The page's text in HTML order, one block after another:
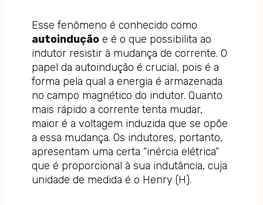
Esse fenômeno é conhecido como
autoinduçãoe é o que possibilita ao
indutor resistir à mudança de corrente. O
papel da autoindução é crucial, pois é a
forma pela qual a energia é armazenada
no campo magnético do indutor. Quanto
mais rápido a corrente tenta mudar,
maior é a voltagem induzida que se opõe
a essa mudança. Os indutores, portanto,
apresentam uma certa “inércia elétrica”
que é proporcional à sua indutância, cuja
unidade de medida é o Henry (H).